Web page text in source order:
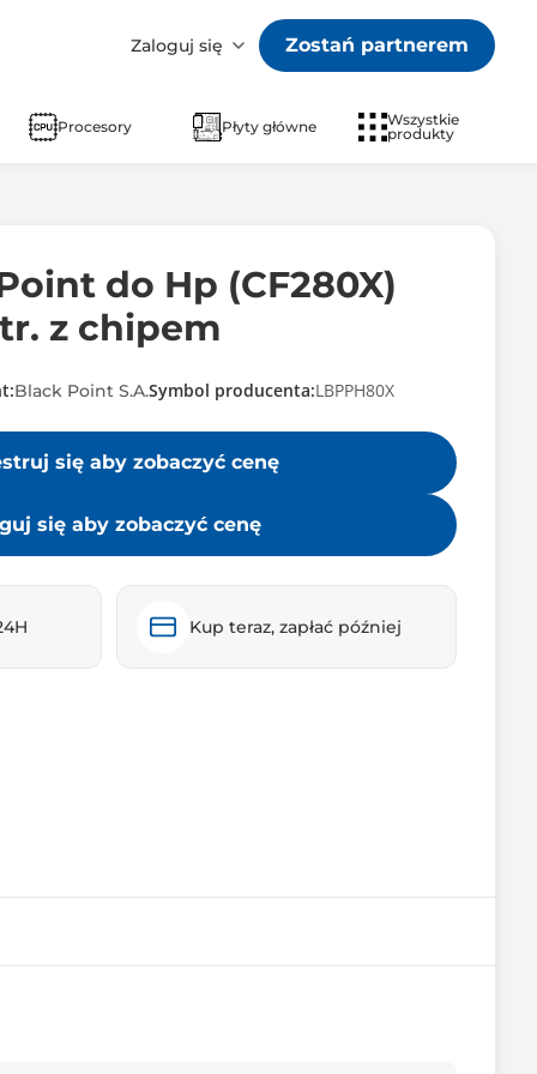
Zaloguj się Zostań partnerem
Procesory Płyty główne
Wszystkie
produkty
do Hp (CF280X)
z chipem
Black Point S.A.Symbol producenta:LBPPH80X
się aby zobaczyć cenę
się aby zobaczyć cenę
Kup teraz, zapłać później